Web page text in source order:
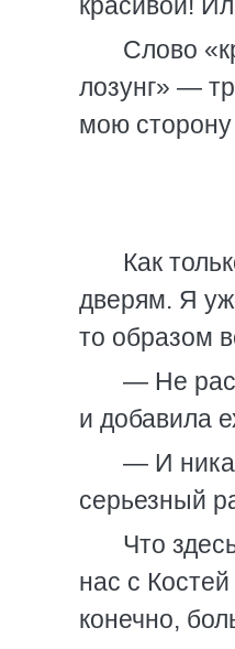
Слово
лозунг» —
мою
Как
дверям. Я
то образом
— Не
и добавила
— И
серьезный
Что
нас с
конечно,